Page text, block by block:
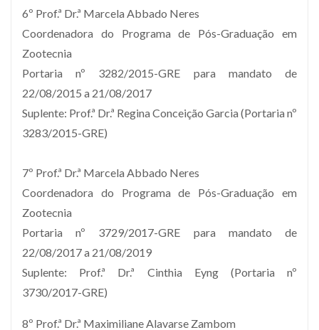
6º Prof.ª Dr.ª Marcela Abbado Neres
Coordenadora do Programa de Pós-Graduação em
Zootecnia
Portaria nº 3282/2015-GRE para mandato de
22/08/2015 a 21/08/2017
Suplente: Prof.ª Dr.ª Regina Conceição Garcia (Portaria nº
3283/2015-GRE)
7º Prof.ª Dr.ª Marcela Abbado Neres
Coordenadora do Programa de Pós-Graduação em
Zootecnia
Portaria nº 3729/2017-GRE para mandato de
22/08/2017 a 21/08/2019
Suplente: Prof.ª Dr.ª Cinthia Eyng (Portaria nº
3730/2017-GRE)
8º Prof.ª Dr.ª Maximiliane Alavarse Zambom